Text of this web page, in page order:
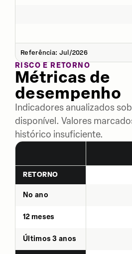
Referência: Jul/2026
RISCO E RETORNO
Métricas de
desempenho
Indicadores anualizados
disponível. Valores
histórico insuficiente.
RETORNO
No ano
12 meses
Últimos 3 anos